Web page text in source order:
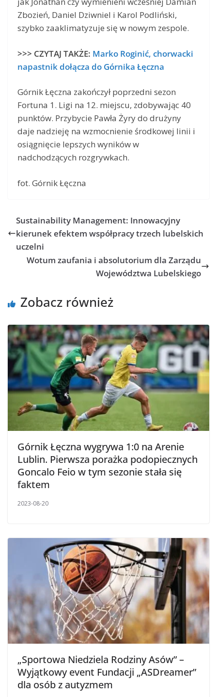
Zbozień, Daniel Dziwniel i Karol Podliński,
szybko zaaklimatyzuje się w nowym zespole.
>>> CZYTAJ TAKŻE: Marko Roginić, chorwacki
napastnik dołącza do Górnika Łęczna
Górnik Łęczna zakończył poprzedni sezon
Fortuna 1. Ligi na 12. miejscu, zdobywając 40
punktów. Przybycie Pawła Żyry do drużyny
daje nadzieję na wzmocnienie środkowej linii i
osiągnięcie lepszych wyników w
nadchodzących rozgrywkach.
fot. Górnik Łęczna
Sustainability Management: Innowacyjny
kierunek efektem współpracy trzech lubelskich
uczelni
Wotum zaufania i absolutorium dla Zarządu
Województwa Lubelskiego
Zobacz również
Górnik Łęczna wygrywa 1:0 na Arenie
Lublin. Pierwsza porażka podopiecznych
Goncalo Feio w tym sezonie stała się
faktem
2023-08-20
„Sportowa Niedziela Rodziny Asów” –
Wyjątkowy event Fundacji „ASDreamer”
dla osób z autyzmem